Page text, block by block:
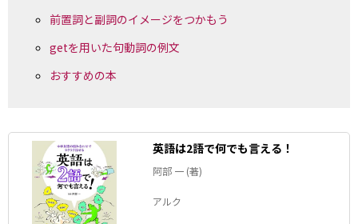
前置詞と副詞のイメージをつかもう
getを用いた句動詞の例文
おすすめの本
英語は2語で何でも言える！
阿部 一 (著)
アルク